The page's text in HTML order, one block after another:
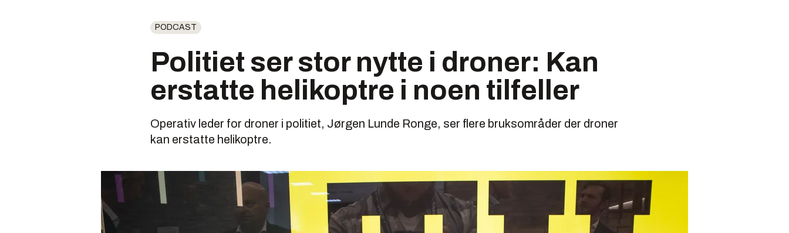
PODCAST
Politiet ser stor nytte i droner: Kan
erstatte helikoptre i noen tilfeller
Operativ leder for droner i politiet, Jørgen Lunde Ronge, ser flere bruksområder der droner
kan erstatte helikoptre.